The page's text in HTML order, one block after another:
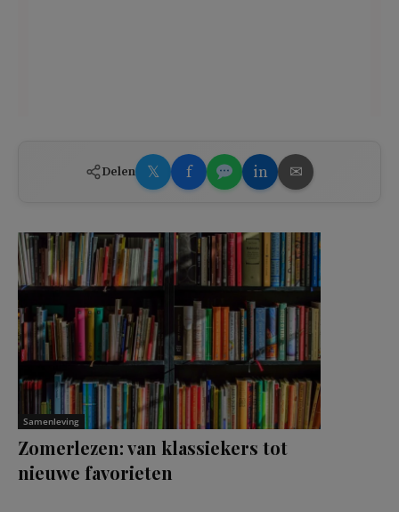
Delen 𝕏 f in ✉
Samenleving
Zomerlezen: van klassiekers tot
nieuwe favorieten